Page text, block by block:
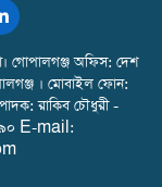
গোপালগঞ্জ অফিস: দেশ
। মোবাইল ফোন:
রাকিব চৌধুরী -
E-mail: